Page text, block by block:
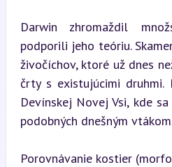
Darwin zhromaždil
podporili jeho teóriu.
živočíchov, ktoré už dnes
črty s existujúcimi druhmi.
Devínskej Novej Vsi, kde
podobných dnešným
Porovnávanie kostier